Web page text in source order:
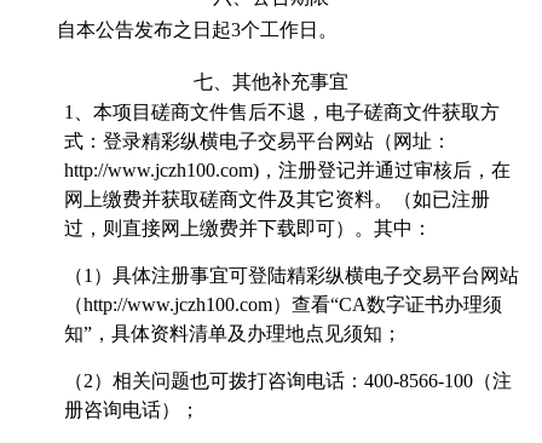
自本公告发布之日起3个工作日。
七、其他补充事宜
1
、本项目磋商文件售后不退，电子磋商文件获取方
式：登录精彩纵横电子交易平台网站（网址：
http://www.jczh100.com)，注册登记并通过审核后，在
网上缴费并获取磋商文件及其它资料。（如已注册
过，则直接网上缴费并下载即可）。其中：
（1）具体注册事宜可登陆精彩纵横电子交易平台网站
（http://www.jczh100.com）查看“CA数字证书办理须
知”，具体资料清单及办理地点见须知；
（2）相关问题也可拨打咨询电话：400-8566-100（注
册咨询电话）；